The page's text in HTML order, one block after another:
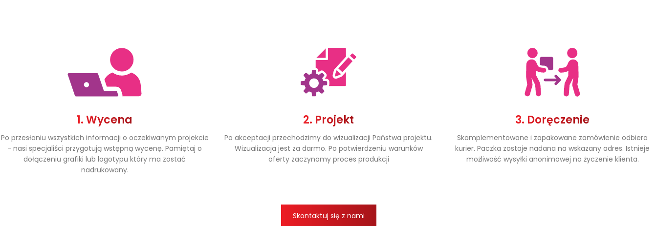
1. Wycena
Po przesłaniu wszystkich informacji o oczekiwanym projekcie
- nasi specjaliści przygotują wstępną wycenę. Pamiętaj o
dołączeniu grafiki lub logotypu który ma zostać
nadrukowany.
2. Projekt
Po akceptacji przechodzimy do wizualizacji Państwa projektu.
Wizualizacja jest za darmo. Po potwierdzeniu warunków
oferty zaczynamy proces produkcji
3. Doręczenie
Skomplementowane i zapakowane zamówienie odbiera
kurier. Paczka zostaje nadana na wskazany adres. Istnieje
możliwość wysyłki anonimowej na życzenie klienta.
Skontaktuj się z nami